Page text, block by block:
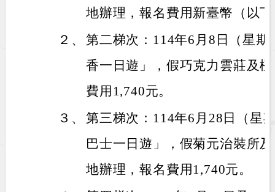
地辦理，報名費用新臺幣（以
２、 第二梯次：114年6月8日（星
香一日遊」，假巧克力雲莊及
費用1,740元。
３、 第三梯次：114年6月28日（星
巴士一日遊」，假菊元治裝所
地辦理，報名費用1,740元。